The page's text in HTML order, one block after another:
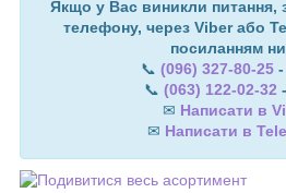
Якщо у Вас виникли питання,
телефону, через Viber або
посиланням
📞 (096) 327-80-25-
📞 (063) 122-02-32
✉ Написати в
✉ Написати в